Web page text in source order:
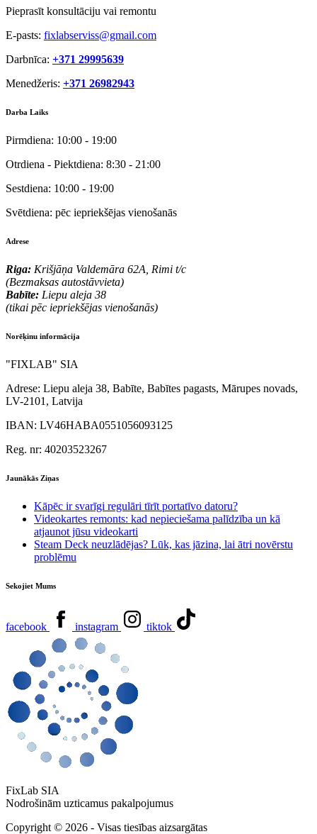
Pieprasīt konsultāciju vai remontu
E-pasts: fixlabserviss@gmail.com
Darbnīca: +371 29995639
Menedžeris: +371 26982943
Darba Laiks
Pirmdiena: 10:00 - 19:00
Otrdiena - Piektdiena: 8:30 - 21:00
Sestdiena: 10:00 - 19:00
Svētdiena: pēc iepriekšējas vienošanās
Adrese
Riga: Krišjāņa Valdemāra 62A, Rimi t/c
(Bezmaksas autostāvvieta)
Babīte: Liepu aleja 38
(tikai pēc iepriekšējas vienošanās)
Norēķinu informācija
"FIXLAB" SIA
Adrese: Liepu aleja 38, Babīte, Babītes pagasts, Mārupes novads,
LV-2101, Latvija
IBAN: LV46HABA0551056093125
Reg. nr: 40203523267
Jaunākās Ziņas
Kāpēc ir svarīgi regulāri tīrīt portatīvo datoru?
Videokartes remonts: kad nepieciešama palīdzība un kā
atjaunot jūsu videokarti
Steam Deck neuzlādējas? Lūk, kas jāzina, lai ātri novērstu
problēmu
Sekojiet Mums
facebook instagram tiktok
FixLab SIA
Nodrošinām uzticamus pakalpojumus
Copyright © 2026 - Visas tiesības aizsargātas